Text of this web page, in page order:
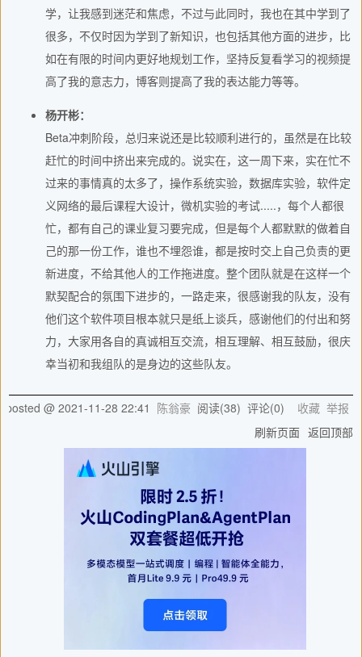
学，让我感到迷茫和焦虑，不过与此同时，我也在其中学到了
很多，不仅时因为学到了新知识，也包括其他方面的进步，比
如在有限的时间内更好地规划工作，坚持反复看学习的视频提
高了我的意志力，博客则提高了我的表达能力等等。
杨开彬：
Beta冲刺阶段，总归来说还是比较顺利进行的，虽然是在比较
赶忙的时间中挤出来完成的。说实在，这一周下来，实在忙不
过来的事情真的太多了，操作系统实验，数据库实验，软件定
义网络的最后课程大设计，微机实验的考试.....，每个人都很
忙，都有自己的课业复习要完成，但是每个人都默默的做着自
己的那一份工作，谁也不埋怨谁，都是按时交上自己负责的更
新进度，不给其他人的工作拖进度。整个团队就是在这样一个
默契配合的氛围下进步的，一路走来，很感谢我的队友，没有
他们这个软件项目根本就只是纸上谈兵，感谢他们的付出和努
力，大家用各自的真诚相互交流，相互理解、相互鼓励，很庆
幸当初和我组队的是身边的这些队友。
posted @ 2021-11-28 22:41 陈翁豪 阅读(38) 评论(0) 收藏 举报
刷新页面 返回顶部